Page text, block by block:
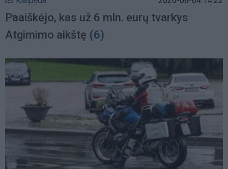
Paaiškėjo, kas už 6 mln. eurų tvarkys
Atgimimo aikštę (6)